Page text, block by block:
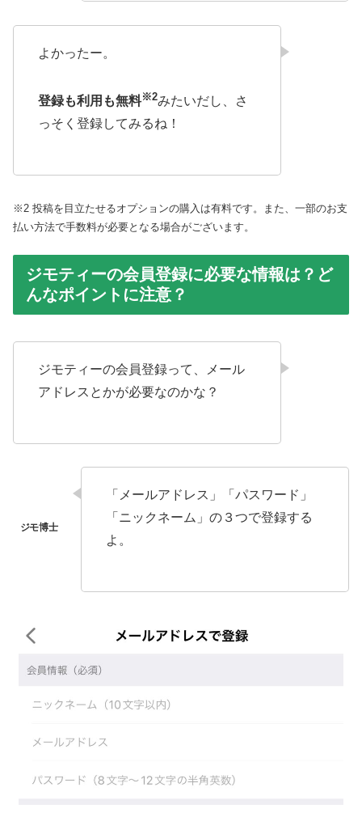
よかったー。
登録も利用も無料※2みたいだし、さ
っそく登録してみるね！
※2 投稿を目立たせるオプションの購入は有料です。また、一部のお支
払い方法で手数料が必要となる場合がございます。
ジモティーの会員登録に必要な情報は？ど
んなポイントに注意？
ジモティーの会員登録って、メール
アドレスとかが必要なのかな？
「メールアドレス」「パスワード」
「ニックネーム」の３つで登録する
よ。